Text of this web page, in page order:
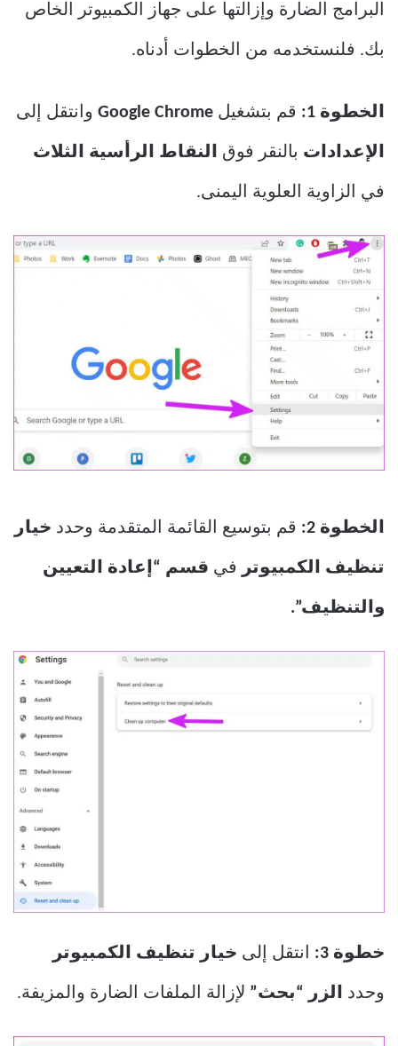
البرامج الضارة وإزالتها على جهاز الكمبيوتر الخاص
بك. فلنستخدمه من الخطوات أدناه.
الخطوة 1: قم بتشغيل Google Chrome وانتقل إلى
الإعدادات بالنقر فوق النقاط الرأسية الثلاث
في الزاوية العلوية اليمنى.
الخطوة 2: قم بتوسيع القائمة المتقدمة وحدد خيار
تنظيف الكمبيوتر في قسم “إعادة التعيين
والتنظيف”.
خطوة 3: انتقل إلى خيار تنظيف الكمبيوتر
وحدد الزر “بحث” لإزالة الملفات الضارة والمزيفة.